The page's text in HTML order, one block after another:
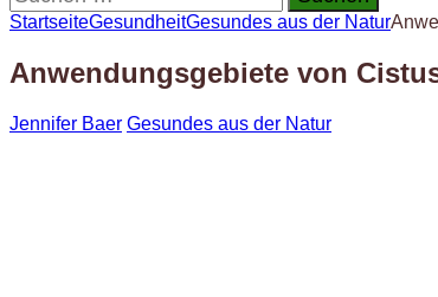
nach:
StartseiteGesundheitGesundes aus der Natur
Anwendungsgebiete von
Jennifer Baer Gesundes aus der Natur